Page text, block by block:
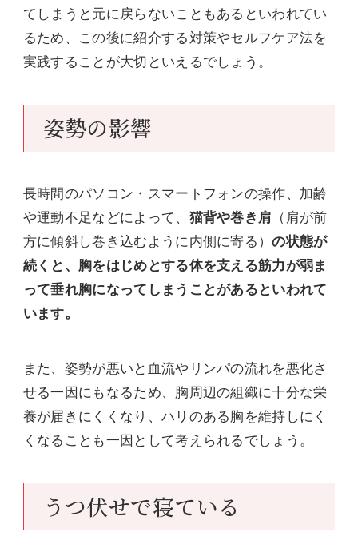
てしまうと元に戻らないこともあるといわれてい
るため、この後に紹介する対策やセルフケア法を
実践することが大切といえるでしょう。
姿勢の影響
長時間のパソコン・スマートフォンの操作、加齢
や運動不足などによって、 猫背や巻き肩 （肩が前
方に傾斜し巻き込むように内側に寄る）の状態が
続くと、胸をはじめとする体を支える筋力が弱ま
って垂れ胸になってしまうことがあるといわれて
います。
また、姿勢が悪いと血流やリンパの流れを悪化さ
せる一因にもなるため、胸周辺の組織に十分な栄
養が届きにくくなり、ハリのある胸を維持しにく
くなることも一因として考えられるでしょう。
うつ伏せで寝ている